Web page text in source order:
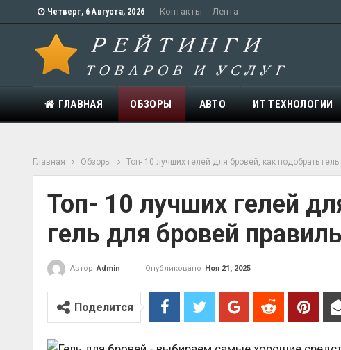
Четверг, 6 Августа, 2026 Контакты Лента
ГЛАВНАЯ ОБЗОРЫ АВТО ИТ ТЕХНОЛОГИИ
Главная Обзоры Топ- 10 лучших гелей для бровей, как подобрать
Топ- 10 лучших гелей
гель для бровей
Автор Admin Опубликовано Ноя 21, 2025
Поделится